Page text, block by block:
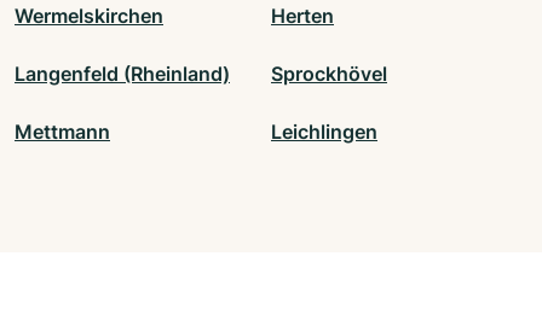
Wermelskirchen Herten
Langenfeld (Rheinland) Sprockhövel
Mettmann Leichlingen